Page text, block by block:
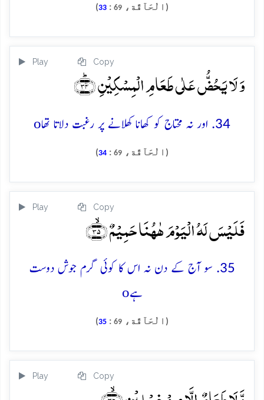
(الْحَآقَّة، 69
:
33
)
Play Copy
وَ لَا یَحُضُّ عَلٰی طَعَامِ الۡمِسۡکِیۡنِ ﴿ؕ۳۴﴾
34. اور نہ محتاج کو کھانا کھلانے پر رغبت دلاتا تھا o
(الْحَآقَّة، 69
:
34
)
Play Copy
فَلَیۡسَ لَہُ الۡیَوۡمَ ہٰہُنَا حَمِیۡمٌ ﴿ۙ۳۵﴾
35. سو آج کے دن نہ اس کا کوئی گرم جوش دوست
ہےo
(الْحَآقَّة، 69
:
35
)
Play Copy